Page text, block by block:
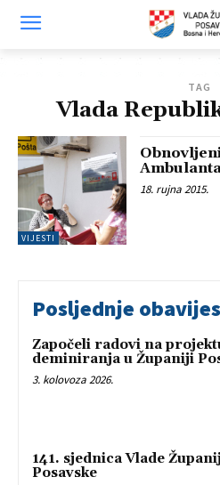
TAG
Vlada
VIJESTI
18. rujna 2015.
Posljednje
Započeli radovi na
deminiranja u Županiji
3. kolovoza 2026.
141. sjednica Vlade
Posavske